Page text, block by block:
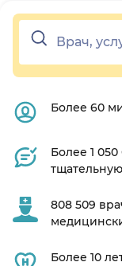
Более 60
Более 1
808 509
Более 10